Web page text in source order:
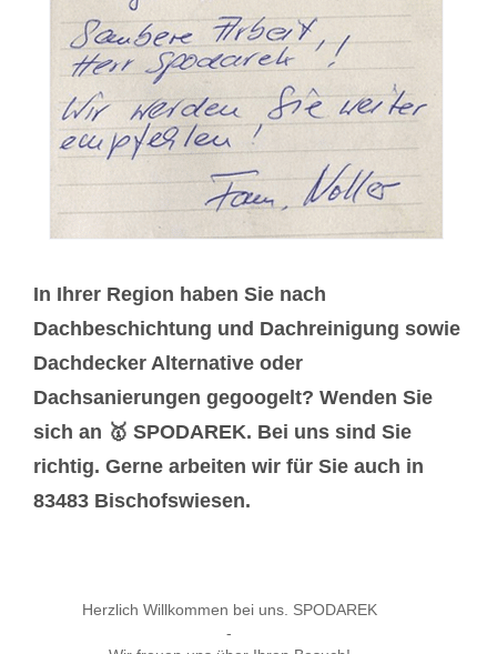
In Ihrer Region haben Sie nach
Dachbeschichtung und Dachreinigung sowie
Dachdecker Alternative oder
Dachsanierungen gegoogelt? Wenden Sie
sich an 🥇 SPODAREK. Bei uns sind Sie
richtig. Gerne arbeiten wir für Sie auch in
83483 Bischofswiesen.
Herzlich Willkommen bei uns. SPODAREK
-